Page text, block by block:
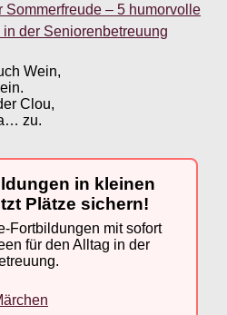
– 5 humorvolle
der Seniorenbetreuung
Wein,
Clou,
zu.
in kleinen
Plätze sichern!
Fortbildungen mit sofort
für den Alltag in der